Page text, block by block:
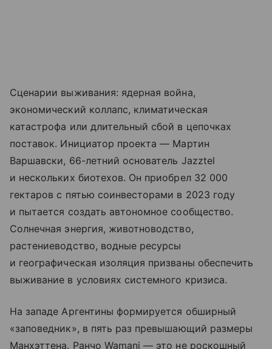
Сценарии выживания: ядерная война,
экономический коллапс, климатическая
катастрофа или длительный сбой в цепочках
поставок. Инициатор проекта — Мартин
Варшавски, 66-летний основатель Jazztel
и нескольких биотехов. Он приобрел 32 000
гектаров с пятью соинвесторами в 2023 году
и пытается создать автономное сообщество.
Солнечная энергия, животноводство,
растениеводство, водные ресурсы
и географическая изоляция призваны обеспечить
выживание в условиях системного кризиса.
На западе Аргентины формируется обширный
«заповедник», в пять раз превышающий размеры
Манхэттена. Ранчо Wamani — это не роскошный